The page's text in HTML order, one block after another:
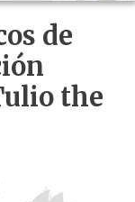
de
the